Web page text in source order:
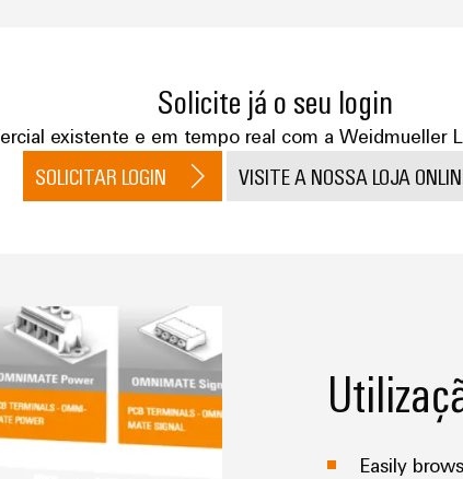
Solicite já o seu login
existente e em tempo real com a Weidmueller
SOLICITAR LOGIN VISITE A NOSSA LOJA
Easily